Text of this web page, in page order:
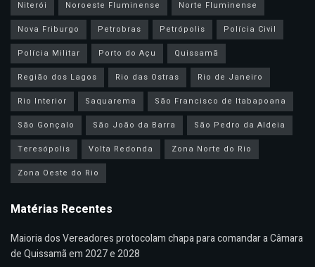
Niterói
Noroeste Fluminense
Norte Fluminense
Nova Friburgo
Petrobras Petrópolis
Polícia Civil
Polícia Militar
Porto do Açu
Quissamã
Região dos Lagos
Rio das Ostras
Rio de Janeiro
Rio Interior
Saquarema
São Francisco de Itabapoana
São Gonçalo
São João da Barra
São Pedro da Aldeia
Teresópolis
Volta Redonda
Zona Norte do Rio
Zona Oeste do Rio
Matérias Recentes
Maioria dos Vereadores protocolam chapa para comandar a Câmara
de Quissamã em 2027 e 2028